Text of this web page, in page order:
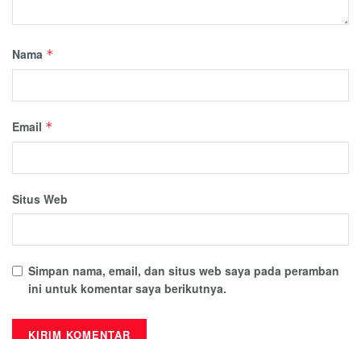
Nama *
Email *
Situs Web
Simpan nama, email, dan situs web saya pada peramban
ini untuk komentar saya berikutnya.